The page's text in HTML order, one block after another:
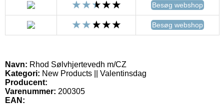
Besøg webshop
Besøg webshop
Navn: Rhod Sølvhjertevedh m/CZ
Kategori: New Products || Valentinsdag
Producent:
Varenummer: 200305
EAN: